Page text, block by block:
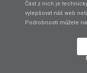
Část z nich je
vylepšovat náš web
Podrobnosti můžete